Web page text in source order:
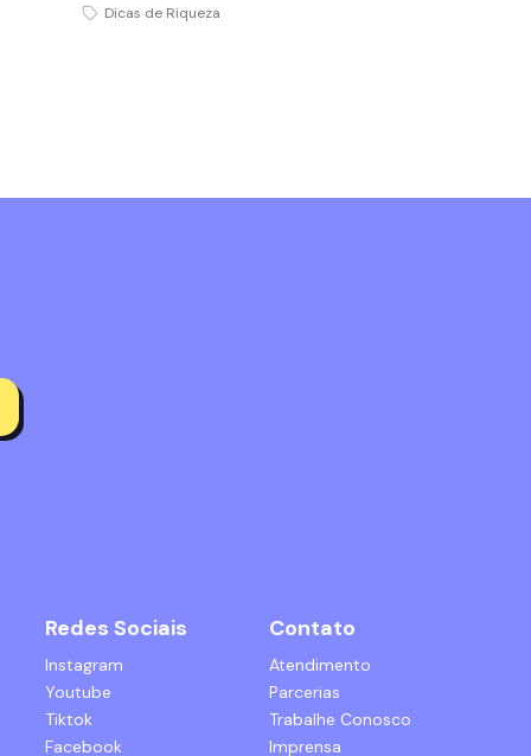
Dicas de Riqueza
Redes Sociais
Instagram
Youtube
Tiktok
Facebook
Contato
Atendimento
Parcerias
Trabalhe Conosco
Imprensa